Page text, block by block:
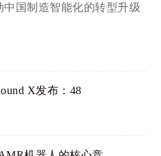
国制造智能化的转型升级
X发布：48